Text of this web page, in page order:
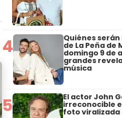
4 Quiénes
de La Peña de
domingo 9 de
grandes
música
5 El actor John
irreconocible
foto viralizada